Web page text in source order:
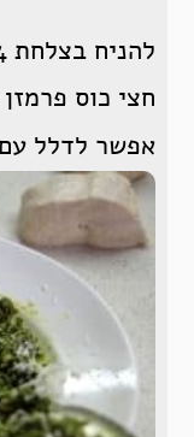
חצי כוס
אפשר לדלל עם 1-2 כפות שמן